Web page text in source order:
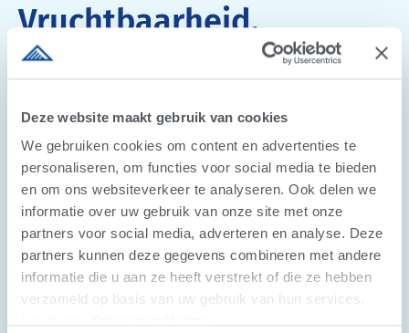
Deze website maakt gebruik van cookies
We gebruiken cookies om content en advertenties te
personaliseren, om functies voor social media te bieden
en om ons websiteverkeer te analyseren. Ook delen we
informatie over uw gebruik van onze site met onze
partners voor social media, adverteren en analyse. Deze
partners kunnen deze gegevens combineren met andere
informatie die u aan ze heeft verstrekt of die ze hebben
verzameld op basis van uw gebruik van hun services.
Vruchtbaarheid,
gezondheid & welzijn
welzijn van uw veestapel met 24/7 herkauw-,
vreet- en activiteitsmonitoring.
Combineer de geavanceerde Alta COW WATCH
technologie met deskundige ondersteuning en advies
van uw vertrouwde Alta adviseur.
Meer informatie